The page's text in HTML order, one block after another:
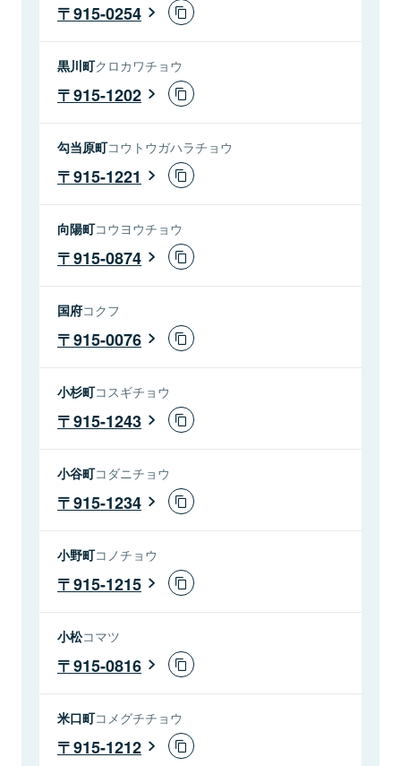
915-0254
黒川町クロカワチョウ
915-1202
勾当原町コウトウガハラチョウ
915-1221
向陽町コウヨウチョウ
915-0874
国府コクフ
915-0076
小杉町コスギチョウ
915-1243
小谷町コダニチョウ
915-1234
小野町コノチョウ
915-1215
小松コマツ
915-0816
米口町コメグチチョウ
915-1212